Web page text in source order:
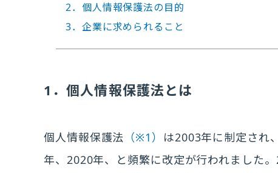
2．個人情報保護法の目的
3．企業に求められること
1．個人情報保護法とは
個人情報保護法 （※1） は2003年に制定され
年、2020年、と頻繁に改定が行われました